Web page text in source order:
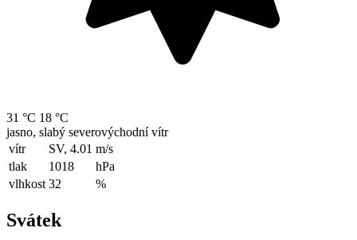
31 °C 18 °C
jasno, slabý severovýchodní vítr
vítr
SV, 4.01 m/s
tlak
1018
hPa
vlhkost 32 %
Svátek